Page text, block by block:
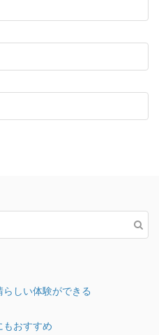
しい体験ができる
もおすすめ